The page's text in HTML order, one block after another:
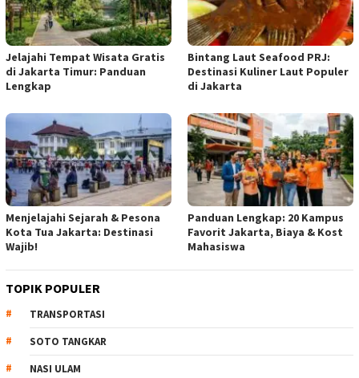
Jelajahi Tempat Wisata Gratis
di Jakarta Timur: Panduan
Lengkap
Bintang Laut Seafood PRJ:
Destinasi Kuliner Laut Populer
di Jakarta
Menjelajahi Sejarah & Pesona
Kota Tua Jakarta: Destinasi
Wajib!
Panduan Lengkap: 20 Kampus
Favorit Jakarta, Biaya & Kost
Mahasiswa
TOPIK POPULER
TRANSPORTASI
SOTO TANGKAR
NASI ULAM